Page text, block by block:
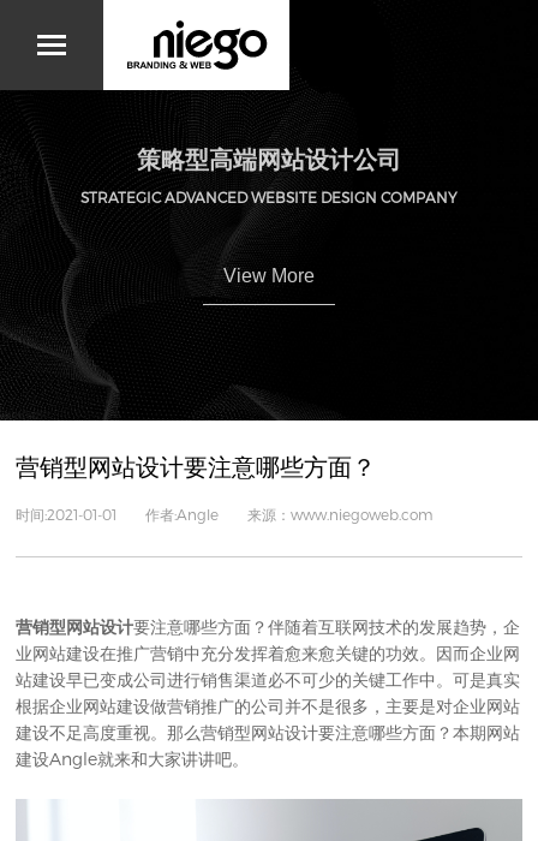
策略型高端网站设计公司
STRATEGIC ADVANCED WEBSITE DESIGN COMPANY
View More
营销型网站设计要注意哪些方面？
时间:2021-01-01 作者:Angle 来源：www.niegoweb.com
营销型网站设计要注意哪些方面？伴随着互联网技术的发展趋势，企
业网站建设在推广营销中充分发挥着愈来愈关键的功效。因而企业网
站建设早已变成公司进行销售渠道必不可少的关键工作中。可是真实
根据企业网站建设做营销推广的公司并不是很多，主要是对企业网站
建设不足高度重视。那么营销型网站设计要注意哪些方面？本期网站
建设Angle就来和大家讲讲吧。